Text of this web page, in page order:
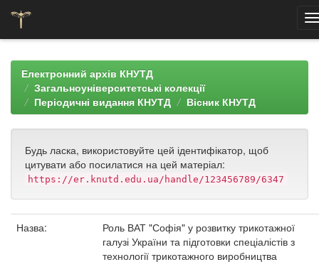
navigationЕлектронний архів КНУТД
Загальноуніверситетські колекції
Періодичні видання КНУТД
Вісник КНУТД
Будь ласка, використовуйте цей ідентифікатор, щоб
цитувати або посилатися на цей матеріал:
https://er.knutd.edu.ua/handle/123456789/6347
Назва:
Роль ВАТ "Софія" у розвитку трикотажної
галузі України та підготовки спеціалістів з
технології трикотажного виробництва